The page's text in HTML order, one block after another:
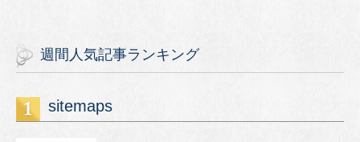
週間人気記事ランキング
sitemaps